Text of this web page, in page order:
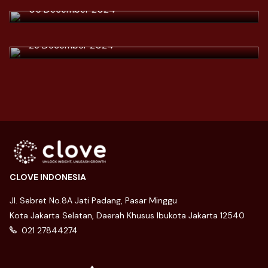
06 December 2024
Just a Cigarette Substitute
23 December 2024
CLOVE INDONESIA
Jl. Sebret No.8A Jati Padang, Pasar Minggu
Kota Jakarta Selatan, Daerah Khusus Ibukota Jakarta 12540
021 27844274